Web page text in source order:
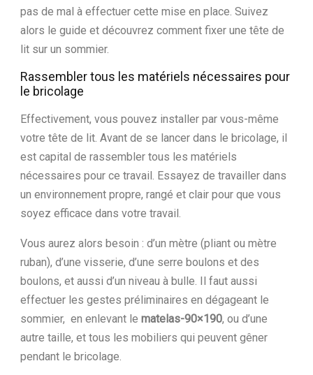
pas de mal à effectuer cette mise en place. Suivez
alors le guide et découvrez comment fixer une tête de
lit sur un sommier.
Rassembler tous les matériels nécessaires pour
le bricolage
Effectivement, vous pouvez installer par vous-même
votre tête de lit. Avant de se lancer dans le bricolage, il
est capital de rassembler tous les matériels
nécessaires pour ce travail. Essayez de travailler dans
un environnement propre, rangé et clair pour que vous
soyez efficace dans votre travail.
Vous aurez alors besoin : d’un mètre (pliant ou mètre
ruban), d’une visserie, d’une serre boulons et des
boulons, et aussi d’un niveau à bulle. Il faut aussi
effectuer les gestes préliminaires en dégageant le
sommier, en enlevant le matelas-90×190, ou d’une
autre taille, et tous les mobiliers qui peuvent gêner
pendant le bricolage.